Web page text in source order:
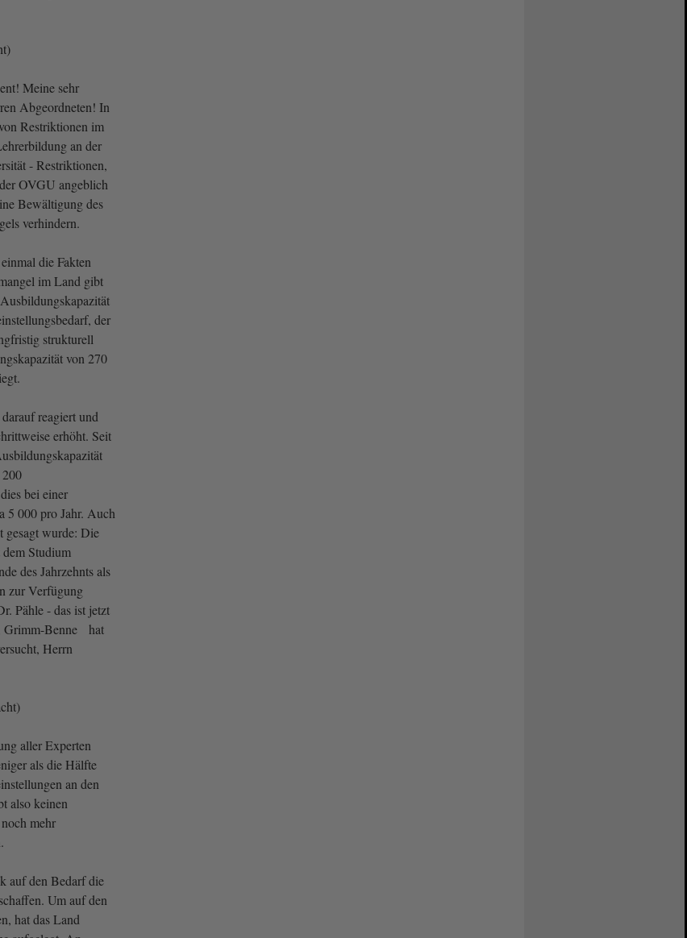
Meine sehr
Abgeordneten! In
Restriktionen im
an der
- Restriktionen,
OVGU angeblich
Bewältigung des
verhindern.
die Fakten
im Land gibt
der
strukturell
von 270
reagiert und
erhöht. Seit
bei einer
5 000 pro Jahr. Auch
gesagt wurde: Die
Studium
des Jahrzehnts als
zur Verfügung
Pähle - das ist jetzt
Grimm-Benne hat
Herrn
aller Experten
als die Hälfte
an den
also keinen
mehr
auf den Bedarf die
Um auf den
hat das Land